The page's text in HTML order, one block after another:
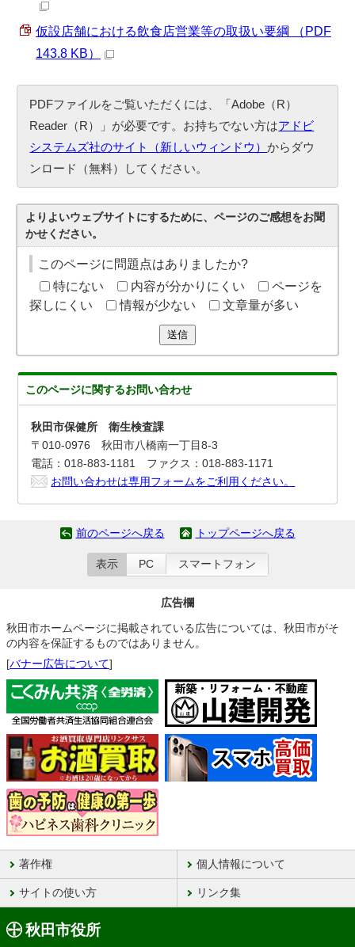
仮設店舗における飲食店営業等の取扱い要綱 （PDF
143.8 KB）
PDFファイルをご覧いただくには、「Adobe（R）
Reader（R）」が必要です。お持ちでない方はアドビ
システムズ社のサイト（新しいウィンドウ）からダウ
ンロード（無料）してください。
よりよいウェブサイトにするために、ページのご感想をお聞
かせください。
このページに問題点はありましたか?
特にない
内容が分かりにくい
ページを
探しにくい
情報が少ない 文章量が多い
送信
このページに関するお問い合わせ
秋田市保健所 衛生検査課
〒010-0976 秋田市八橋南一丁目8-3
電話：018-883-1181 ファクス：018-883-1171
お問い合わせは専用フォームをご利用ください。
前のページへ戻る トップページへ戻る
表示 PC スマートフォン
広告欄
秋田市ホームページに掲載されている広告については、秋田市がそ
の内容を保証するものではありません。
[バナー広告について]
著作権 個人情報について
サイトの使い方 リンク集
秋田市役所